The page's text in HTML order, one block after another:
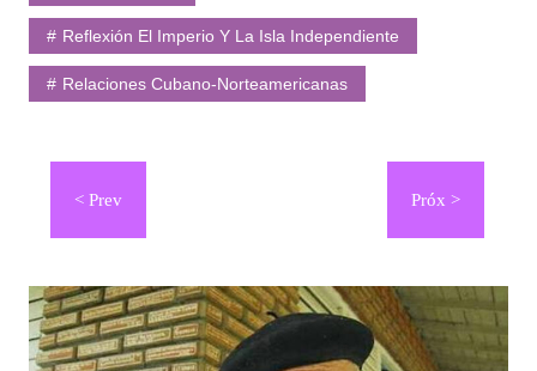
Reflexión El Imperio Y La Isla Independiente
Relaciones Cubano-Norteamericanas
Navegación
entradas